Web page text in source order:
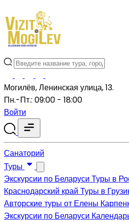
Могилёв, Ленинская улица, 13.
Пн.-Пт.: 09:00 - 18:00
Войти
Санаторий
Туры
Экскурсии по Беларуси Туры в
Краснодарский край Туры в
Авторские туры от Елены
Экскурсии по Беларуси